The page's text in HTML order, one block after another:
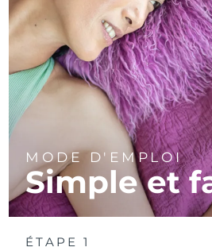
MODE D'EMPLOI
Simple et
ÉTAPE 1